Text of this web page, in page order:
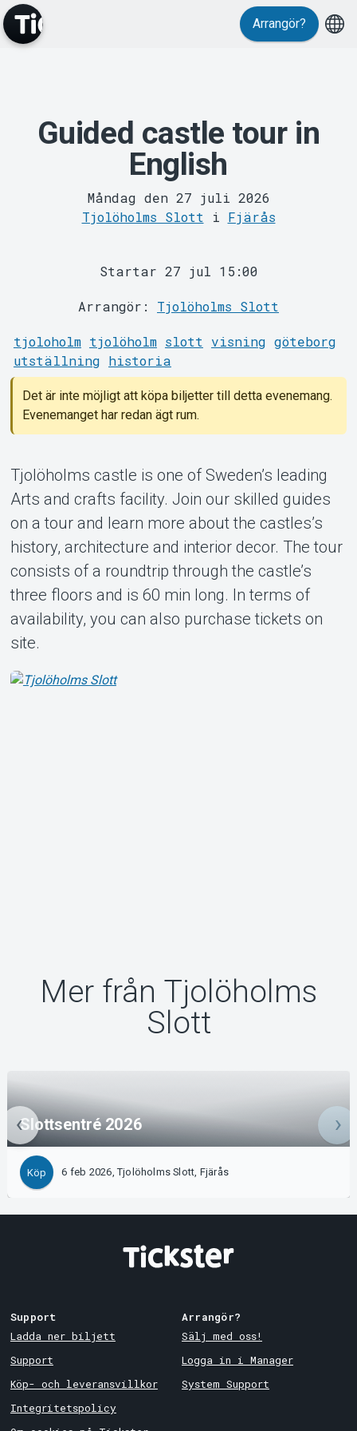
MyTickster
Support
Om Tickster
Arrangör?
Guided castle tour in
English
Måndag den 27 juli 2026
Tjolöholms Slott i Fjärås
Startar 27 jul 15:00
Arrangör: Tjolöholms Slott
tjoloholm tjolöholm slott visning göteborg
utställning historia
Det är inte möjligt att köpa biljetter till detta evenemang.
Evenemanget har redan ägt rum.
Tjolöholms castle is one of Sweden’s leading
Arts and crafts facility. Join our skilled guides
on a tour and learn more about the castles’s
history, architecture and interior decor. The tour
consists of a roundtrip through the castle’s
three floors and is 60 min long. In terms of
availability, you can also purchase tickets on
site.
Mer från Tjolöholms
Slott
Slottsentré 2026
Köp 6 feb 2026, Tjolöholms Slott, Fjärås
Support
Ladda ner biljett
Support
Köp- och leveransvillkor
Integritetspolicy
Arrangör?
Sälj med oss!
Logga in i Manager
System Support